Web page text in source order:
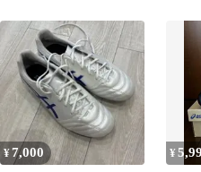
¥7,000 ¥